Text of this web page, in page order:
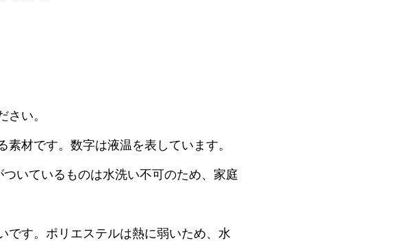
い。
材です。数字は液温を表しています。
いているものは水洗い不可のため、家庭
です。ポリエステルは熱に弱いため、水